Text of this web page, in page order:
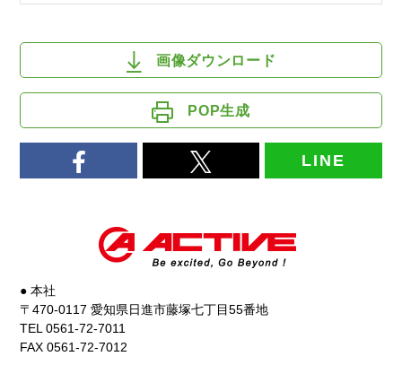
画像ダウンロード
POP生成
LINE
● 本社
〒470-0117 愛知県日進市藤塚七丁目55番地
TEL 0561-72-7011
FAX 0561-72-7012